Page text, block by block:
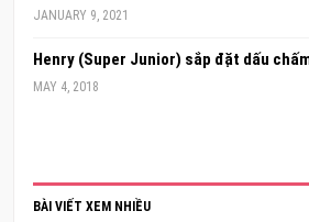
JANUARY 9, 2021
Henry (Super Junior) sắp đặt dấu
MAY 4, 2018
BÀI VIẾT XEM NHIỀU